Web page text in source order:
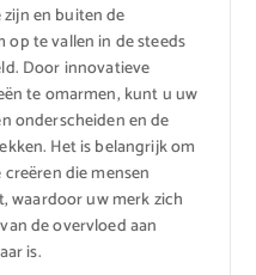
en buiten de
op te vallen in de steeds
Door innovatieve
te omarmen, kunt u uw
onderscheiden en de
Het is belangrijk om
die mensen
waardoor uw merk zich
de overvloed aan
is.